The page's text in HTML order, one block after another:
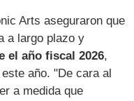
Arts aseguraron que
a largo plazo y
el año fiscal 2026,
año. "De cara al
a medida que